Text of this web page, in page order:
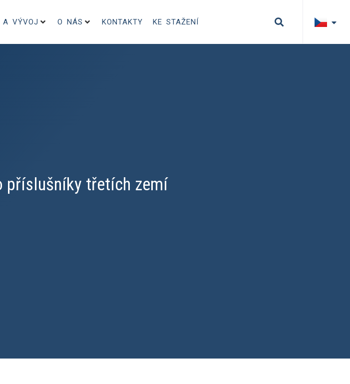
A VÝVOJ O NÁS KONTAKTY KE STAŽENÍ
příslušníky třetích zemí